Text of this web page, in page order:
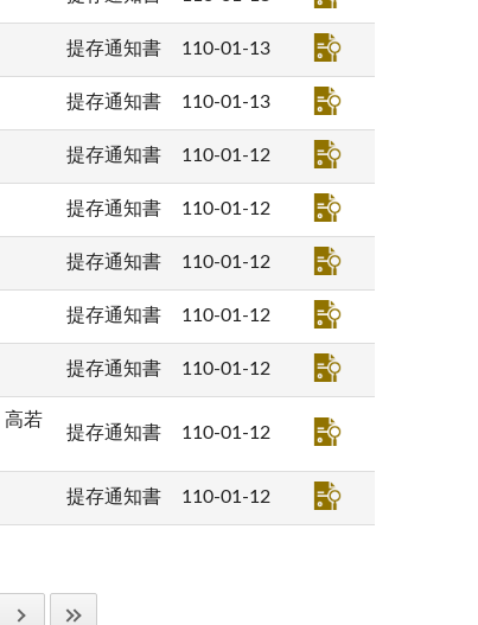
提存通知書 110-01-13
提存通知書 110-01-13
提存通知書 110-01-12
提存通知書 110-01-12
提存通知書 110-01-12
提存通知書 110-01-12
提存通知書 110-01-12
高若
提存通知書 110-01-12
提存通知書 110-01-12